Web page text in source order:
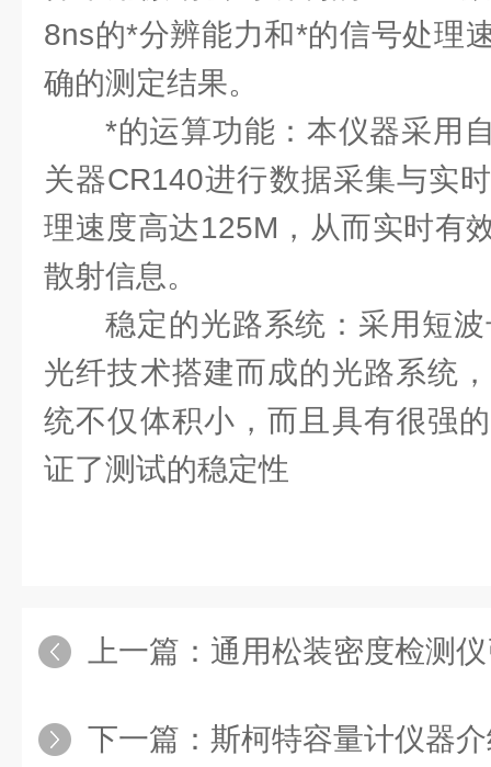
8ns的*分辨能力和*的信号处理
确的测定结果。
*的运算功能：本仪器采用
关器CR140进行数据采集与实
理速度高达125M，从而实时有
散射信息。
稳定的光路系统：采用短
光纤技术搭建而成的光路系统
统不仅体积小，而且具有很强
证了测试的稳定性
上一篇： 通用松装密度检测
下一篇： 斯柯特容量计仪器